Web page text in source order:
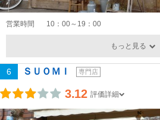
営業時間 10：00～19：00
もっと見る
6 ＳＵＯＭＩ 専門店
3.12 評価詳細